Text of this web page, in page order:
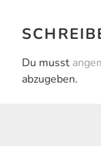
Du musst
abzugeben.